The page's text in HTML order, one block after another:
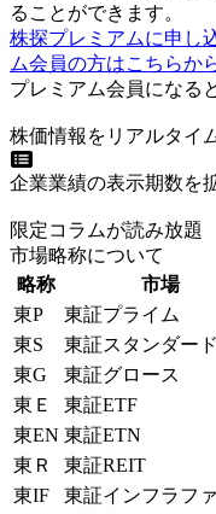
ることができます。
株探プレミアムに申し
ム会員の方はこちらか
プレミアム会員になる
株価情報をリアルタイ
企業業績の表示期数を
限定コラムが読み放題
市場略称について
略称
市場
東P
東証プライム
東S
東証スタンダード
東G
東証グロース
東Ｅ
東証ETF
東EN 東証ETN
東Ｒ
東証REIT
東IF
東証インフラフ